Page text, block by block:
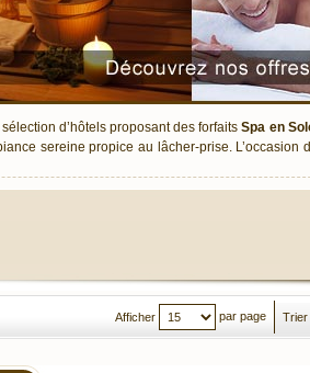
d’hôtels proposant des forfaits Spa en
sereine propice au lâcher-prise. L’occasion
Trier
Afficher par page